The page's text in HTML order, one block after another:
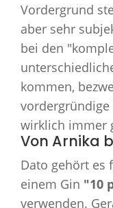
Vordergrund
aber sehr
bei den
kommen,
vordergründige
wirklich immer
Von Arnika
Dato gehört es
einem Gin "10
verwenden.